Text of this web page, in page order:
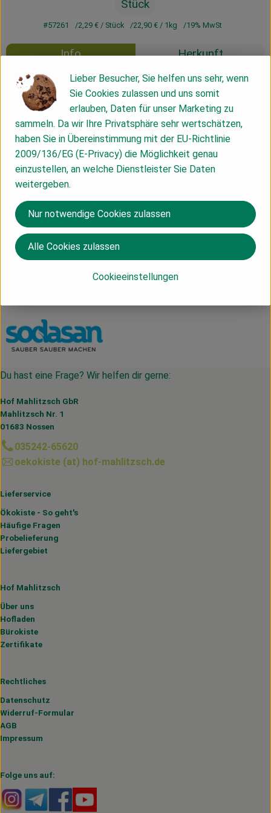
Stück
#57261 2,29 € / Stück 22,90 € / 1kg 19% MwSt
Info Herkunft
Info
Produktinformationen
Produktdatenblatt
Herkunft
Du hast eine Frage? Wir helfen dir gerne:
Hof Mahlitzsch GbR
Mahlitzsch Nr. 1
01683 Nossen
035242-65620
oekokiste (at) hof-mahlitzsch.de
Lieferservice
Ökokiste - So geht's
Häufige Fragen
Probelieferung
Liefergebiet
Hof Mahlitzsch
Über uns
Hofladen
Bürokiste
Zertifikate
Rechtliches
Datenschutz
Widerruf-Formular
AGB
Impressum
Folge uns auf:
Externer Link zu https://www.instagram.com/
Externer Link zu https://t.me/s/hofmahlitzsch
Externer Link zu https://www.facebook.com/
Lieber Besucher, Sie helfen uns sehr, wenn
Sie Cookies zulassen und uns somit
erlauben, Daten für unser Marketing zu
sammeln. Da wir Ihre Privatsphäre sehr wertschätzen,
haben Sie in Übereinstimmung mit der EU-Richtlinie
2009/136/EG (E-Privacy) die Möglichkeit genau
einzustellen, an welche Dienstleister Sie Daten
weitergeben.
Cookieeinstellungen
Nur notwendige Cookies zulassen
Alle Cookies zulassen